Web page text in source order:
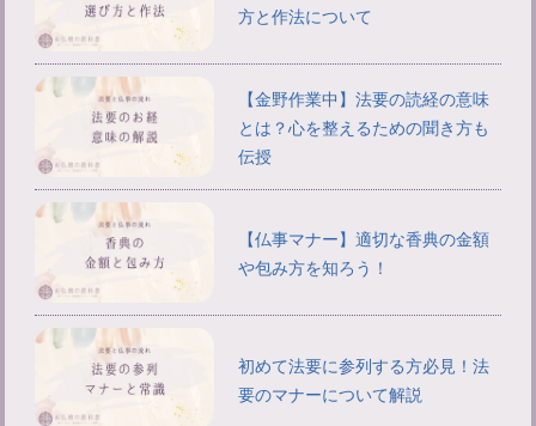
方と作法について
【金野作業中】法要の読経の意味
とは？心を整えるための聞き方も
伝授
【仏事マナー】適切な香典の金額
や包み方を知ろう！
初めて法要に参列する方必見！法
要のマナーについて解説